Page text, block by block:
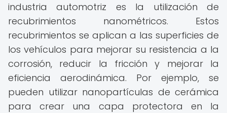
industria automotriz es la utilización de
recubrimientos nanométricos. Estos
recubrimientos se aplican a las superficies de
los vehículos para mejorar su resistencia a la
corrosión, reducir la fricción y mejorar la
eficiencia aerodinámica. Por ejemplo, se
pueden utilizar nanopartículas de cerámica
para crear una capa protectora en la